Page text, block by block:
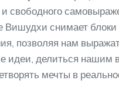
и свободного
Вишудхи снимает блоки
позволяя нам
идеи, делиться нашим
мечты в